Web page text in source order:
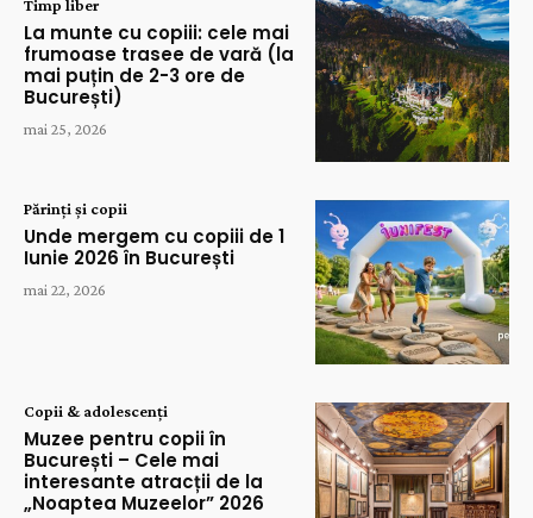
Timp liber
La munte cu copiii: cele mai
frumoase trasee de vară (la
mai puțin de 2-3 ore de
București)
mai 25, 2026
Părinți și copii
Unde mergem cu copiii de 1
Iunie 2026 în București
mai 22, 2026
Copii & adolescenți
Muzee pentru copii în
București – Cele mai
interesante atracții de la
„Noaptea Muzeelor” 2026